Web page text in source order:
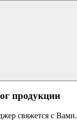
продукции
свяжется с Вами.